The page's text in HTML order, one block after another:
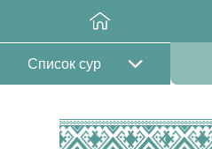
Список сур